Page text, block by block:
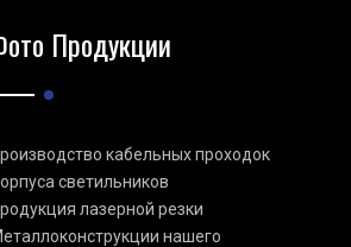
Продукции
кабельных проходок
светильников
лазерной резки
нашего